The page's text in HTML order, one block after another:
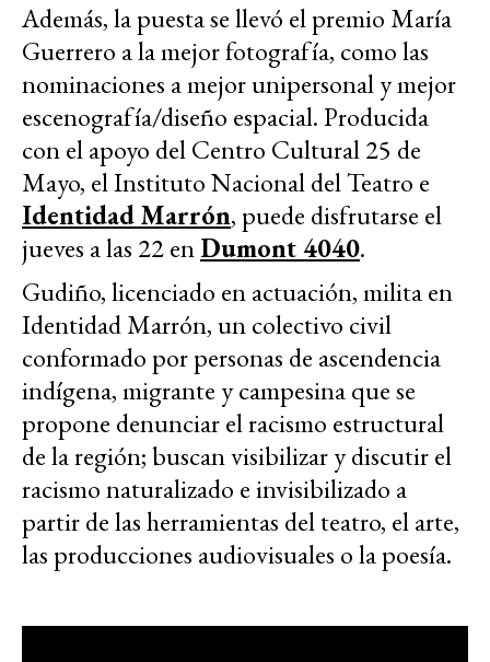
Además, la puesta se llevó el premio María
Guerrero a la mejor fotografía, como las
nominaciones a mejor unipersonal y mejor
escenografía/diseño espacial. Producida
con el apoyo del Centro Cultural 25 de
Mayo, el Instituto Nacional del Teatro e
Identidad Marrón, puede disfrutarse el
jueves a las 22 enDumont 4040.
Gudiño, licenciado en actuación, milita en
Identidad Marrón, un colectivo civil
conformado por personas de ascendencia
indígena, migrante y campesina que se
propone denunciar el racismo estructural
de la región; buscan visibilizar y discutir el
racismo naturalizado e invisibilizado a
partir de las herramientas del teatro, el arte,
las producciones audiovisuales o la poesía.